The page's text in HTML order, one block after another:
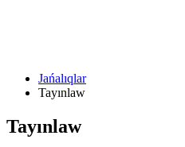
Jańalıqlar
Tayınlaw
Tayınlaw